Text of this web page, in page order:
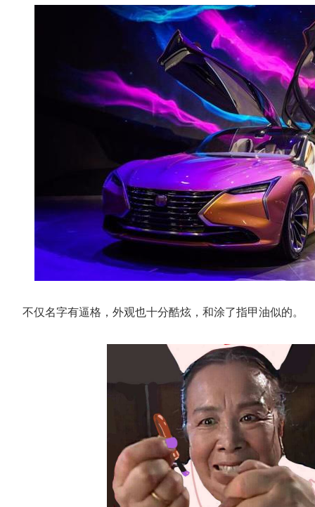
不仅名字有逼格，外观也十分酷炫，和涂了指甲油似的。